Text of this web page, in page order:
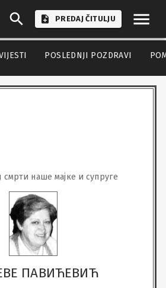
PREDAJ ČITULJU
POSLEDNJI POZDRAVI
смрти наше мајке и супруге
ПАВИЋЕВИЋ